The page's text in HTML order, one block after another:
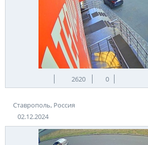
2620 0
Ставрополь, Россия
02.12.2024